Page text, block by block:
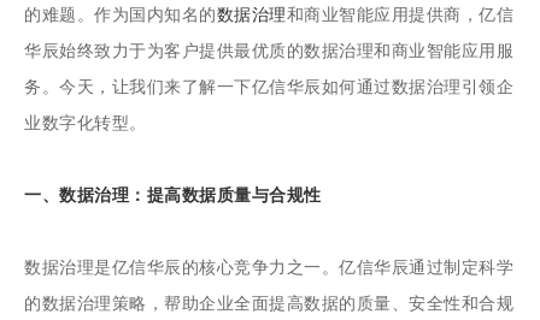
社区
关于亿信
400-0011-866
的难题。作为国内知名的数据治理和商业智能应用提供商，亿信
华辰始终致力于为客户提供最优质的数据治理和商业智能应用服
务。今天，让我们来了解一下亿信华辰如何通过数据治理引领企
业数字化转型。
一、数据治理：提高数据质量与合规性
数据治理是亿信华辰的核心竞争力之一。亿信华辰通过制定科学
的数据治理策略，帮助企业全面提高数据的质量、安全性和合规